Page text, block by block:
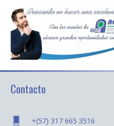
Contacto
+(57) 317 665 3516